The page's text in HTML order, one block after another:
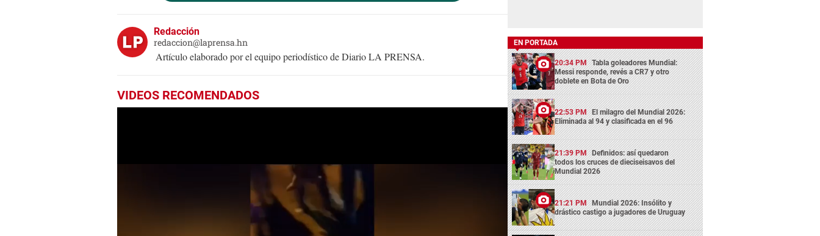
Redacción
redaccion@laprensa.hn
Artículo elaborado por el equipo periodístico de Diario LA PRENSA.
VIDEOS RECOMENDADOS
EN PORTADA
20:34 PM Tabla goleadores Mundial:
Messi responde, revés a CR7 y otro
doblete en Bota de Oro
22:53 PM El milagro del Mundial 2026:
Eliminada al 94 y clasificada en el 96
21:39 PM Definidos: así quedaron
todos los cruces de dieciseisavos del
Mundial 2026
21:21 PM Mundial 2026: Insólito y
drástico castigo a jugadores de Uruguay